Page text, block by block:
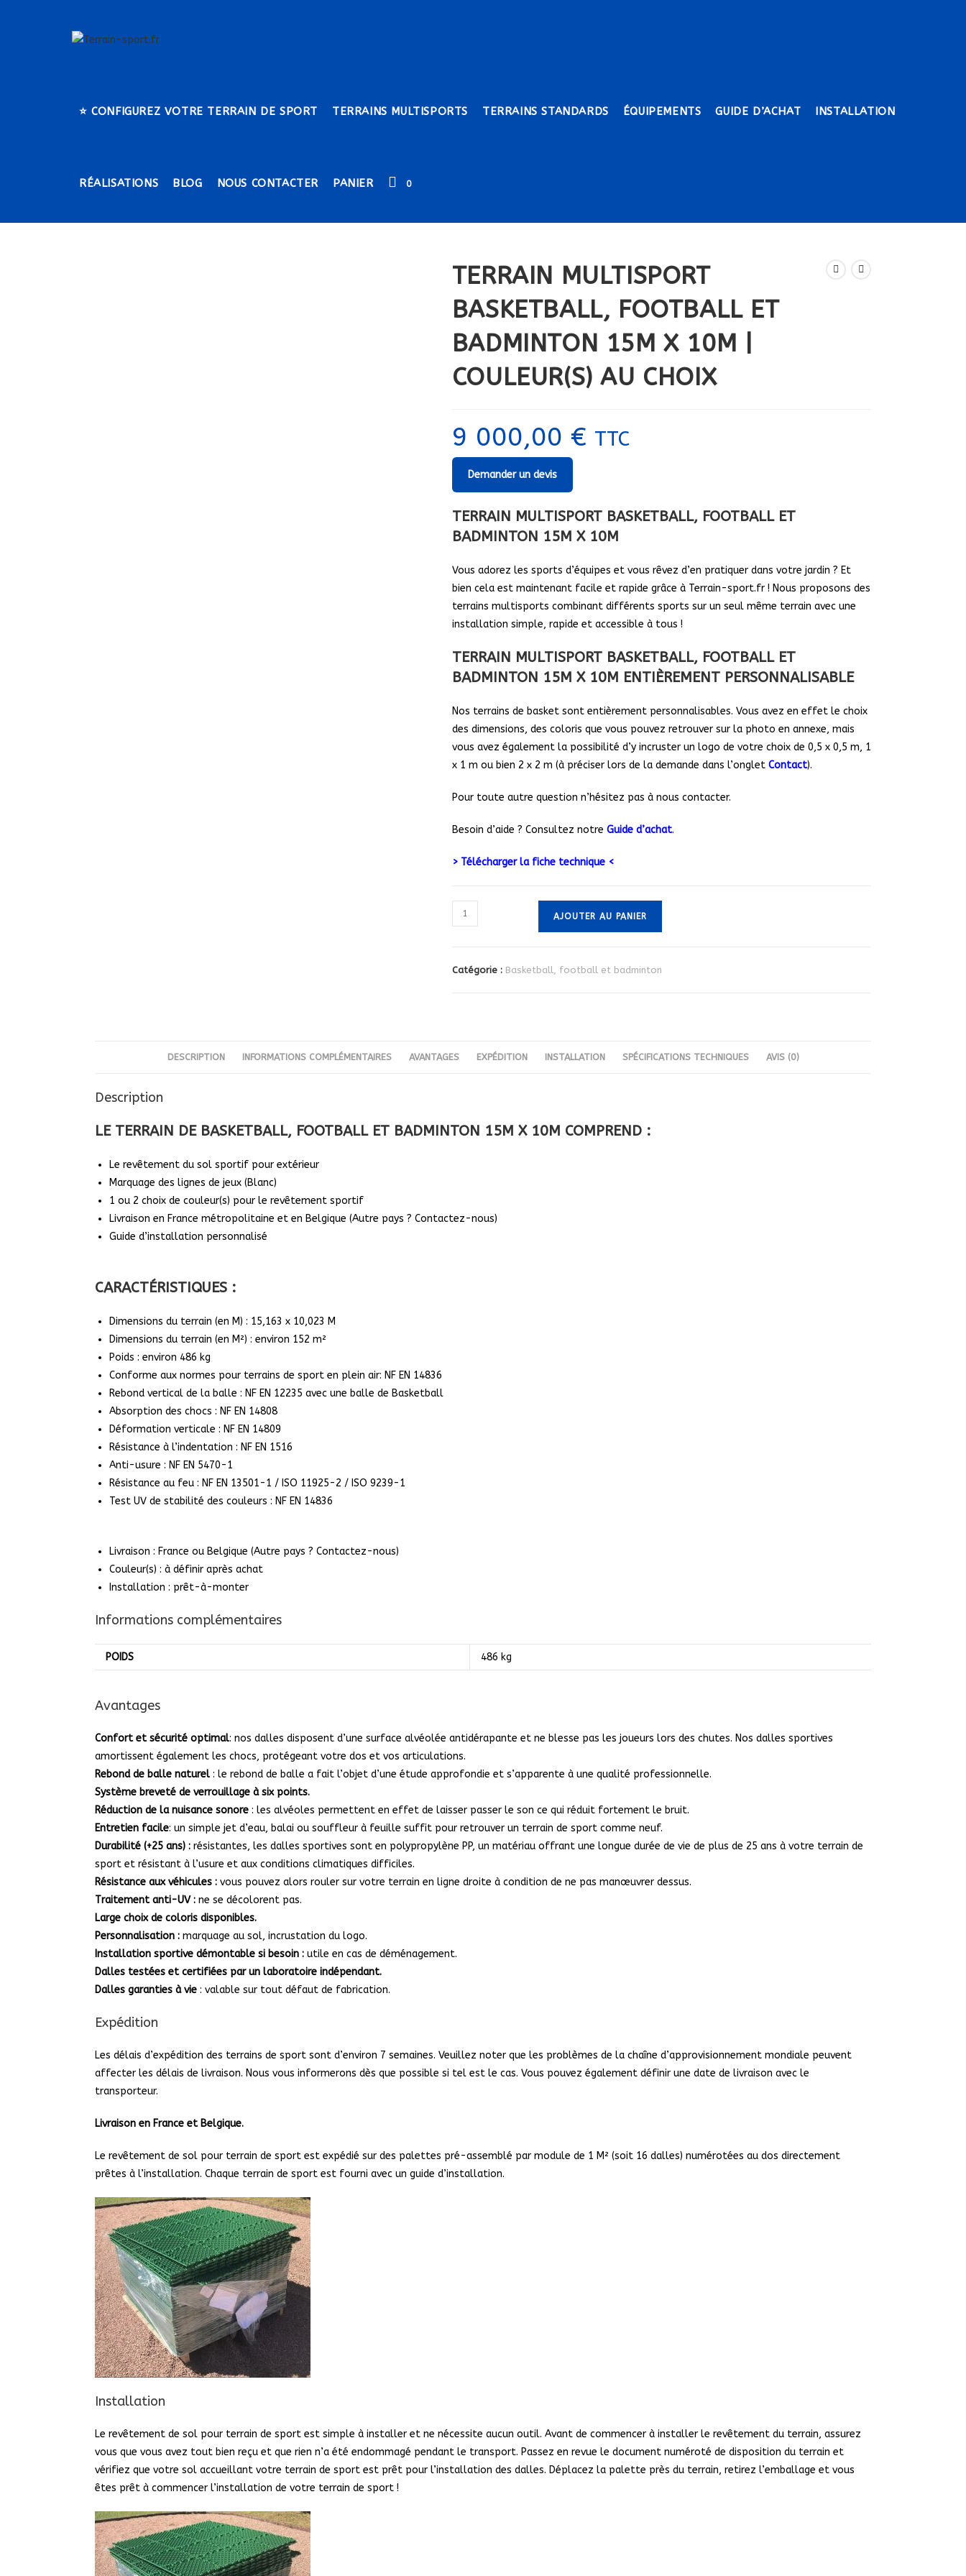
⭐​ CONFIGUREZ VOTRE TERRAIN DE SPORT TERRAINS MULTISPORTS TERRAINS STANDARDS ÉQUIPEMENTS GUIDE D’ACHAT INSTALLATION
RÉALISATIONS BLOG NOUS CONTACTER PANIER 0
TERRAIN MULTISPORT
BASKETBALL, FOOTBALL ET
BADMINTON 15M X 10M |
COULEUR(S) AU CHOIX
9 000,00 € TTC
Demander un devis
TERRAIN MULTISPORT BASKETBALL, FOOTBALL ET
BADMINTON 15M X 10M
Vous adorez les sports d’équipes et vous rêvez d’en pratiquer dans votre jardin ? Et
bien cela est maintenant facile et rapide grâce à Terrain-sport.fr ! Nous proposons des
terrains multisports combinant différents sports sur un seul même terrain avec une
installation simple, rapide et accessible à tous !
TERRAIN MULTISPORT BASKETBALL, FOOTBALL ET
BADMINTON 15M X 10M ENTIÈREMENT PERSONNALISABLE
Nos terrains de basket sont entièrement personnalisables. Vous avez en effet le choix
des dimensions, des coloris que vous pouvez retrouver sur la photo en annexe, mais
vous avez également la possibilité d’y incruster un logo de votre choix de 0,5 x 0,5 m, 1
x 1 m ou bien 2 x 2 m (à préciser lors de la demande dans l’onglet Contact).
Pour toute autre question n’hésitez pas à nous contacter.
Besoin d’aide ? Consultez notre Guide d’achat.
> Télécharger la fiche technique <
quantité
de
MULTISPORT
15M
COULEUR(S)
AJOUTER AU PANIER
Catégorie : Basketball, football et badminton
DESCRIPTION INFORMATIONS COMPLÉMENTAIRES AVANTAGES EXPÉDITION INSTALLATION SPÉCIFICATIONS TECHNIQUES AVIS (0)
Description
LE TERRAIN DE BASKETBALL, FOOTBALL ET BADMINTON 15M X 10M COMPREND :
Le revêtement du sol sportif pour extérieur
Marquage des lignes de jeux (Blanc)
1 ou 2 choix de couleur(s) pour le revêtement sportif
Livraison en France métropolitaine et en Belgique (Autre pays ? Contactez-nous)
Guide d’installation personnalisé
CARACTÉRISTIQUES :
Dimensions du terrain (en M) : 15,163 x 10,023 M
Dimensions du terrain (en M²) : environ 152 m²
Poids : environ 486 kg
Conforme aux normes pour terrains de sport en plein air: NF EN 14836
Rebond vertical de la balle : NF EN 12235 avec une balle de Basketball
Absorption des chocs : NF EN 14808
Déformation verticale : NF EN 14809
Résistance à l’indentation : NF EN 1516
Anti-usure : NF EN 5470-1
Résistance au feu : NF EN 13501-1 / ISO 11925-2 / ISO 9239-1
Test UV de stabilité des couleurs : NF EN 14836
Livraison : France ou Belgique (Autre pays ? Contactez-nous)
Couleur(s) : à définir après achat
Installation : prêt-à-monter
Informations complémentaires
POIDS 486 kg
Avantages
Confort et sécurité optimal: nos dalles disposent d’une surface alvéolée antidérapante et ne blesse pas les joueurs lors des chutes. Nos dalles sportives
amortissent également les chocs, protégeant votre dos et vos articulations.
Rebond de balle naturel : le rebond de balle a fait l’objet d’une étude approfondie et s’apparente à une qualité professionnelle.
Système breveté de verrouillage à six points.
Réduction de la nuisance sonore : les alvéoles permettent en effet de laisser passer le son ce qui réduit fortement le bruit.
Entretien facile: un simple jet d’eau, balai ou souffleur à feuille suffit pour retrouver un terrain de sport comme neuf.
Durabilité (+25 ans) : résistantes, les dalles sportives sont en polypropylène PP, un matériau offrant une longue durée de vie de plus de 25 ans à votre terrain de
sport et résistant à l’usure et aux conditions climatiques difficiles.
Résistance aux véhicules : vous pouvez alors rouler sur votre terrain en ligne droite à condition de ne pas manœuvrer dessus.
Traitement anti-UV : ne se décolorent pas.
Large choix de coloris disponibles.
Personnalisation : marquage au sol, incrustation du logo.
Installation sportive démontable si besoin : utile en cas de déménagement.
Dalles testées et certifiées par un laboratoire indépendant.
Dalles garanties à vie : valable sur tout défaut de fabrication.
Expédition
Les délais d’expédition des terrains de sport sont d’environ 7 semaines. Veuillez noter que les problèmes de la chaîne d’approvisionnement mondiale peuvent
affecter les délais de livraison. Nous vous informerons dès que possible si tel est le cas. Vous pouvez également définir une date de livraison avec le
transporteur.
Livraison en France et Belgique.
Le revêtement de sol pour terrain de sport est expédié sur des palettes pré-assemblé par module de 1 M² (soit 16 dalles) numérotées au dos directement
prêtes à l’installation. Chaque terrain de sport est fourni avec un guide d’installation.
Installation
Le revêtement de sol pour terrain de sport est simple à installer et ne nécessite aucun outil. Avant de commencer à installer le revêtement du terrain, assurez
vous que vous avez tout bien reçu et que rien n’a été endommagé pendant le transport. Passez en revue le document numéroté de disposition du terrain et
vérifiez que votre sol accueillant votre terrain de sport est prêt pour l’installation des dalles. Déplacez la palette près du terrain, retirez l’emballage et vous
êtes prêt à commencer l’installation de votre terrain de sport !